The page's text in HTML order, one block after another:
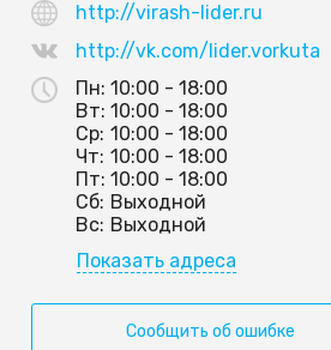
http://virash-lider.ru
http://vk.com/lider.vorkuta
Пн:10:00 - 18:00
Вт:10:00 - 18:00
Ср: 10:00 - 18:00
Чт: 10:00 - 18:00
Пт:10:00 - 18:00
Сб: Выходной
Вс: Выходной
Показать адреса
Сообщить об ошибке